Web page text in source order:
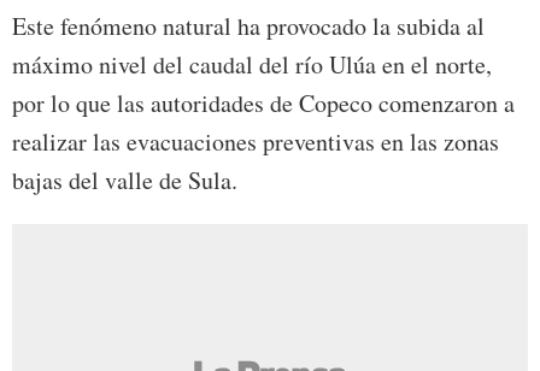
Este fenómeno natural ha provocado la subida al
máximo nivel del caudal del río Ulúa en el norte,
por lo que las autoridades de Copeco comenzaron a
realizar las evacuaciones preventivas en las zonas
bajas del valle de Sula.